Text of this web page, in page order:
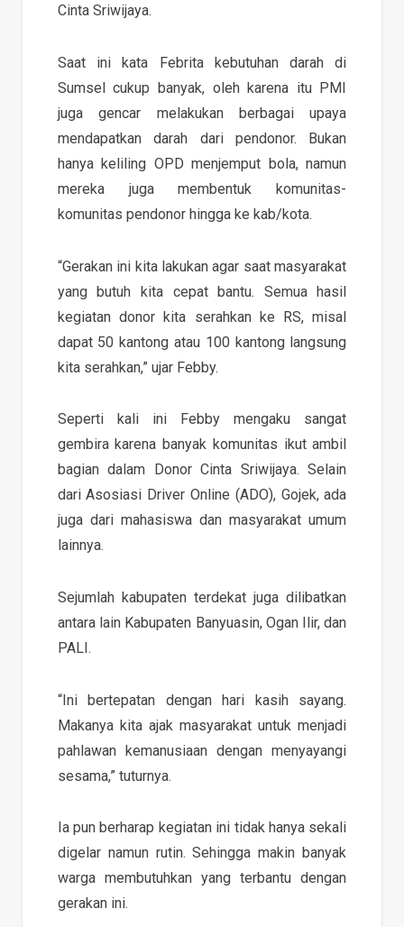
Cinta Sriwijaya.
Saat ini kata Febrita kebutuhan darah di
Sumsel cukup banyak, oleh karena itu PMI
juga gencar melakukan berbagai upaya
mendapatkan darah dari pendonor. Bukan
hanya keliling OPD menjemput bola, namun
mereka juga membentuk komunitas-
komunitas pendonor hingga ke kab/kota.
“Gerakan ini kita lakukan agar saat masyarakat
yang butuh kita cepat bantu. Semua hasil
kegiatan donor kita serahkan ke RS, misal
dapat 50 kantong atau 100 kantong langsung
kita serahkan,” ujar Febby.
Seperti kali ini Febby mengaku sangat
gembira karena banyak komunitas ikut ambil
bagian dalam Donor Cinta Sriwijaya. Selain
dari Asosiasi Driver Online (ADO), Gojek, ada
juga dari mahasiswa dan masyarakat umum
lainnya.
Sejumlah kabupaten terdekat juga dilibatkan
antara lain Kabupaten Banyuasin, Ogan Ilir, dan
PALI.
“Ini bertepatan dengan hari kasih sayang.
Makanya kita ajak masyarakat untuk menjadi
pahlawan kemanusiaan dengan menyayangi
sesama,” tuturnya.
Ia pun berharap kegiatan ini tidak hanya sekali
digelar namun rutin. Sehingga makin banyak
warga membutuhkan yang terbantu dengan
gerakan ini.